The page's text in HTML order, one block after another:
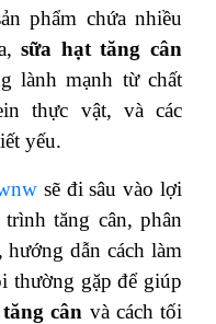
phẩm chứa nhiều
sữa hạt tăng cân
lành mạnh từ chất
thực vật, và các
yếu.
sẽ đi sâu vào lợi
tăng cân, phân
dẫn cách làm
thường gặp để giúp
cân và cách tối